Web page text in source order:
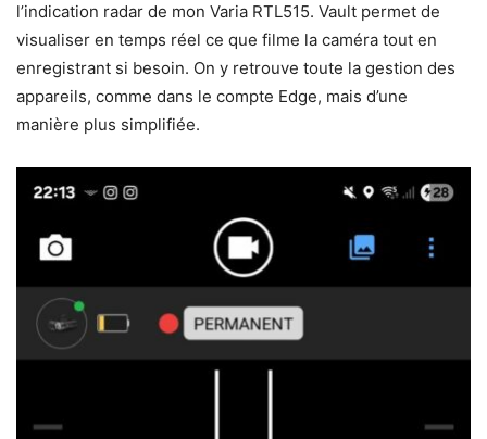
l’indication radar de mon Varia RTL515. Vault permet de
visualiser en temps réel ce que filme la caméra tout en
enregistrant si besoin. On y retrouve toute la gestion des
appareils, comme dans le compte Edge, mais d’une
manière plus simplifiée.